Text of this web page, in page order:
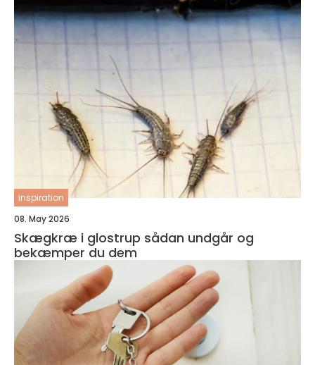
inspiration
08. May 2026
Skægkræ i glostrup sådan undgår og
bekæmper du dem